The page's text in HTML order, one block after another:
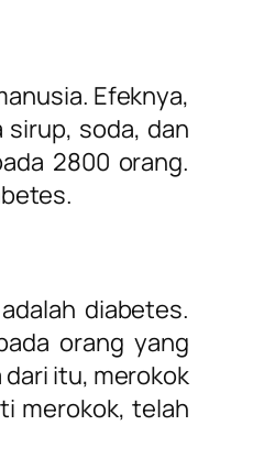
Efeknya,
soda, dan
2800 orang.
diabetes.
orang yang
itu, merokok
merokok, telah